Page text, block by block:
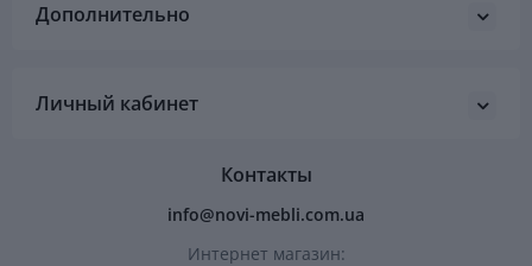
Дополнительно
Личный кабинет
Контакты
info@novi-mebli.com.ua
Интернет магазин: